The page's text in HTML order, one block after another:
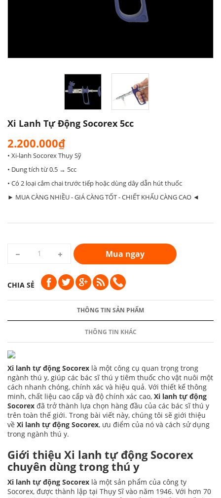
Xi Lanh Tự Động Socorex 5cc
2.200.000₫
• Xi-lanh Socorex Thụy Sỹ
• Dung tích từ 0.5 → 5cc
• Có 2 loại cắm chai trước tiếp hoặc dùng dây dẫn hút thuốc
► MUA CÀNG NHIỀU - GIÁ CÀNG TỐT - CHIẾT KHẤU CÀNG CAO ◄
Mua ngay
CHIA SẺ
THÔNG TIN SẢN PHẨM
THÔNG TIN KHÁC
Xi lanh tự động Socorex là một công cụ quan trọng trong
ngành thú y, giúp các bác sĩ thú y tiêm thuốc cho vật nuôi một
cách nhanh chóng, chính xác và hiệu quả. Với thiết kế thông
minh, chất liệu cao cấp và độ chính xác cao, Xi lanh tự động
Socorex đã trở thành lựa chọn hàng đầu của các bác sĩ thú y
trên toàn thế giới. Trong bài viết này, chúng tôi sẽ giới thiệu
về Xi lanh tự động Socorex, ưu điểm của nó và cách sử dụng
trong ngành thú y.
Giới thiệu Xi lanh tự động Socorex
chuyên dùng trong thú y
Xi lanh tự động Socorex là một sản phẩm của công ty
Socorex, được thành lập tại Thụy Sĩ vào năm 1946. Với hơn 70